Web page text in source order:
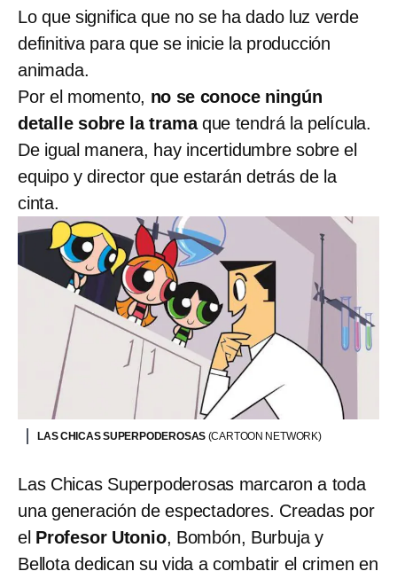
Lo que significa que no se ha dado luz verde
definitiva para que se inicie la producción
animada.
Por el momento, no se conoce ningún
detalle sobre la tramaque tendrá la película.
De igual manera, hay incertidumbre sobre el
equipo y director que estarán detrás de la
cinta.
LAS CHICAS SUPERPODEROSAS (CARTOON NETWORK)
Las Chicas Superpoderosas marcaron a toda
una generación de espectadores. Creadas por
el Profesor Utonio, Bombón, Burbuja y
Bellota dedican su vida a combatir el crimen en